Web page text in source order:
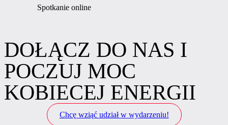
Spotkanie online
DOŁĄCZ DO NAS I
POCZUJ MOC
KOBIECEJ ENERGII
Chcę wziąć udział w wydarzeniu!